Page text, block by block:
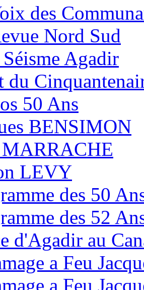
des
Nord Sud
Agadir
du
50 Ans
BENSIMON
LEVY
des 50
des 52
d'Agadir au
a Feu
a Feu